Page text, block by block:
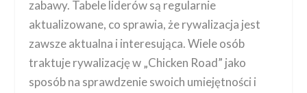
zabawy. Tabele liderów są regularnie
aktualizowane, co sprawia, że rywalizacja jest
zawsze aktualna i interesująca. Wiele osób
traktuje rywalizację w „Chicken Road” jako
sposób na sprawdzenie swoich umiejętności i